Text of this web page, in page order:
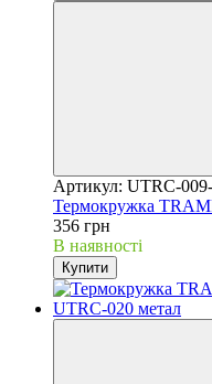
Артикул: UTRC-
Термокружка
356 грн
В наявності
Купити